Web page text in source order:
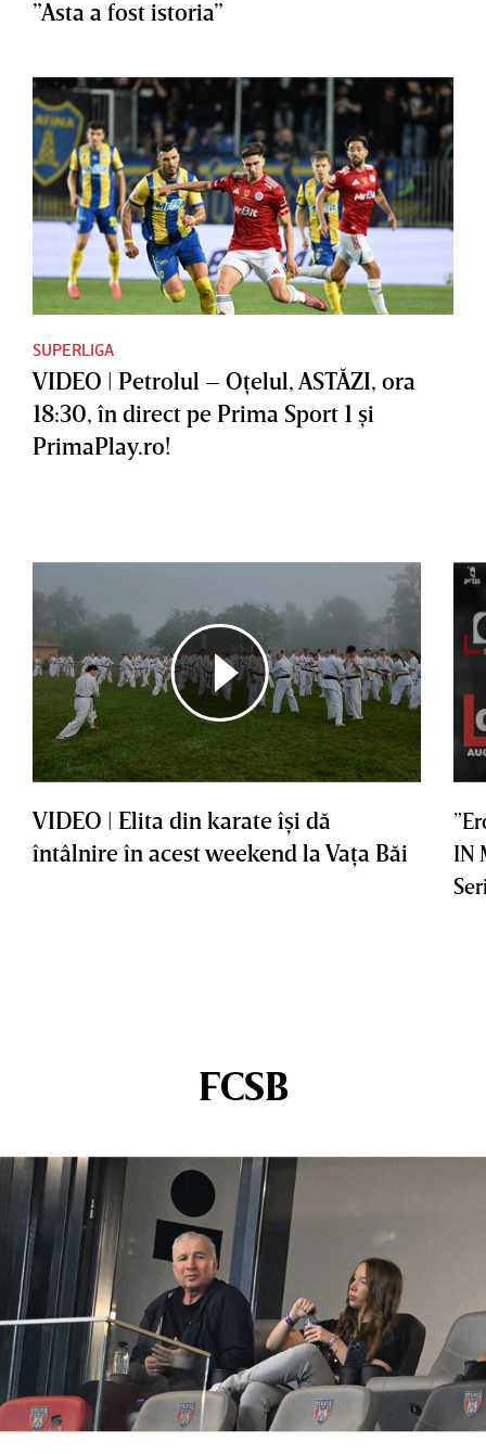
”Asta a fost istoria”
SUPERLIGA
VIDEO | Petrolul – Oţelul, ASTĂZI, ora
18:30, în direct pe Prima Sport 1 şi
PrimaPlay.ro!
VIDEO | Elita din karate îşi dă
întâlnire în acest weekend la Vaţa Băi
IN
FCSB